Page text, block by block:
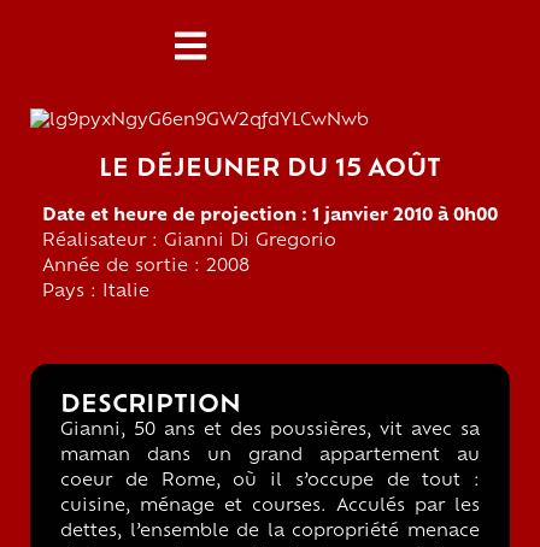
LE DÉJEUNER DU 15 AOÛT
Date et heure de projection : 1 janvier 2010 à 0h00
Réalisateur : Gianni Di Gregorio
Année de sortie : 2008
Pays : Italie
DESCRIPTION
Gianni, 50 ans et des poussières, vit avec sa
maman dans un grand appartement au
coeur de Rome, où il s’occupe de tout :
cuisine, ménage et courses. Acculés par les
dettes, l’ensemble de la copropriété menace